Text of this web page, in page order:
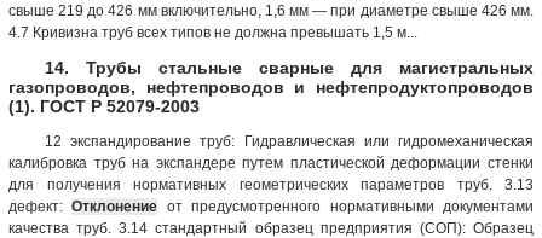
свыше 219 до 426 мм включительно, 1,6 мм — при диаметре свыше 426 мм.
4.7 Кривизна труб всех типов не должна превышать 1,5 м...
14. Трубы стальные сварные для магистральных
газопроводов, нефтепроводов и нефтепродуктопроводов
(1). ГОСТ Р 52079-2003
12 экспандирование труб: Гидравлическая или гидромеханическая
калибровка труб на экспандере путем пластической деформации стенки
для получения нормативных геометрических параметров труб. 3.13
дефект:Отклонение от предусмотренного нормативными документами
качества труб. 3.14 стандартный образец предприятия (СОП): Образец